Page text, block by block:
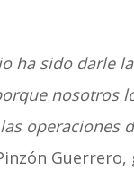
ha sido darle
nosotros
operaciones